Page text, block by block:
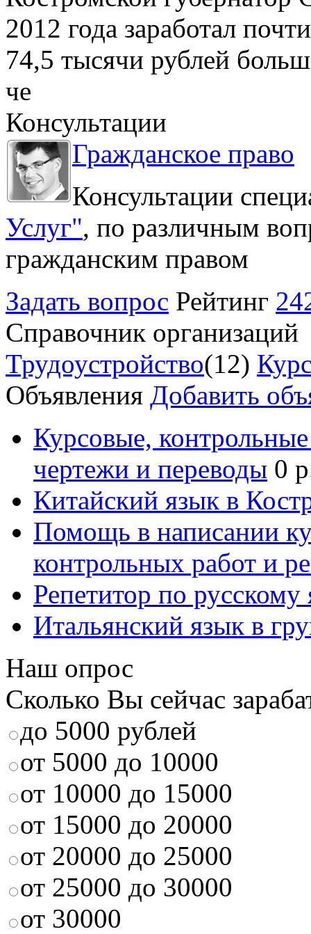
2012 года заработал
74,5 тысячи рублей
че
Консультации
Гражданское право
Консультации
Услуг", по различным
гражданским правом
Задать вопрос Рейтинг
Справочник организаций
Трудоустройство(12)
Объявления Добавить
Курсовые,
чертежи и переводы 0
Китайский язык в
Помощь в написании
контрольных работ и
Репетитор по русскому
Итальянский язык в
Наш опрос
Сколько Вы сейчас
до 5000 рублей
от 5000 до 10000
от 10000 до 15000
от 15000 до 20000
от 20000 до 25000
от 25000 до 30000
от 30000